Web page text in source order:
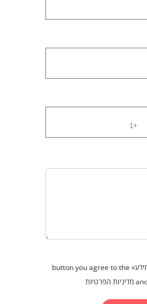
By clicking the «בקש מידע» button you agree to the